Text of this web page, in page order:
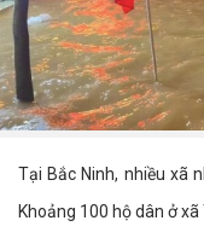
Tại Bắc Ninh, nhiều xã
Khoảng 100 hộ dân ở